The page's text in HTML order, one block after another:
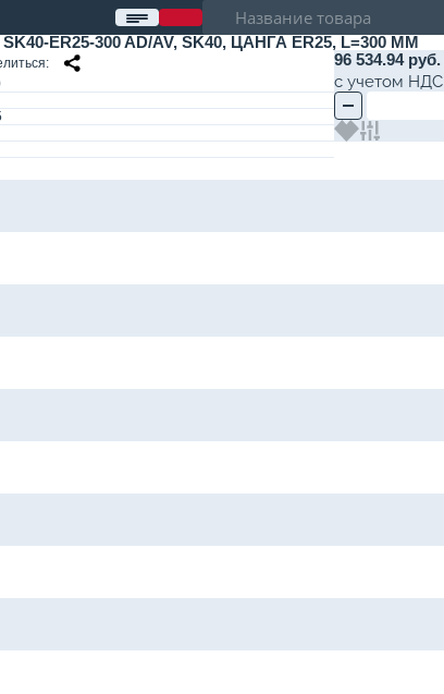
ER25-300 AD/AV, SK40, ЦАНГА ER25, L=300 ММ
96 534.94 руб.
с учетом НДС